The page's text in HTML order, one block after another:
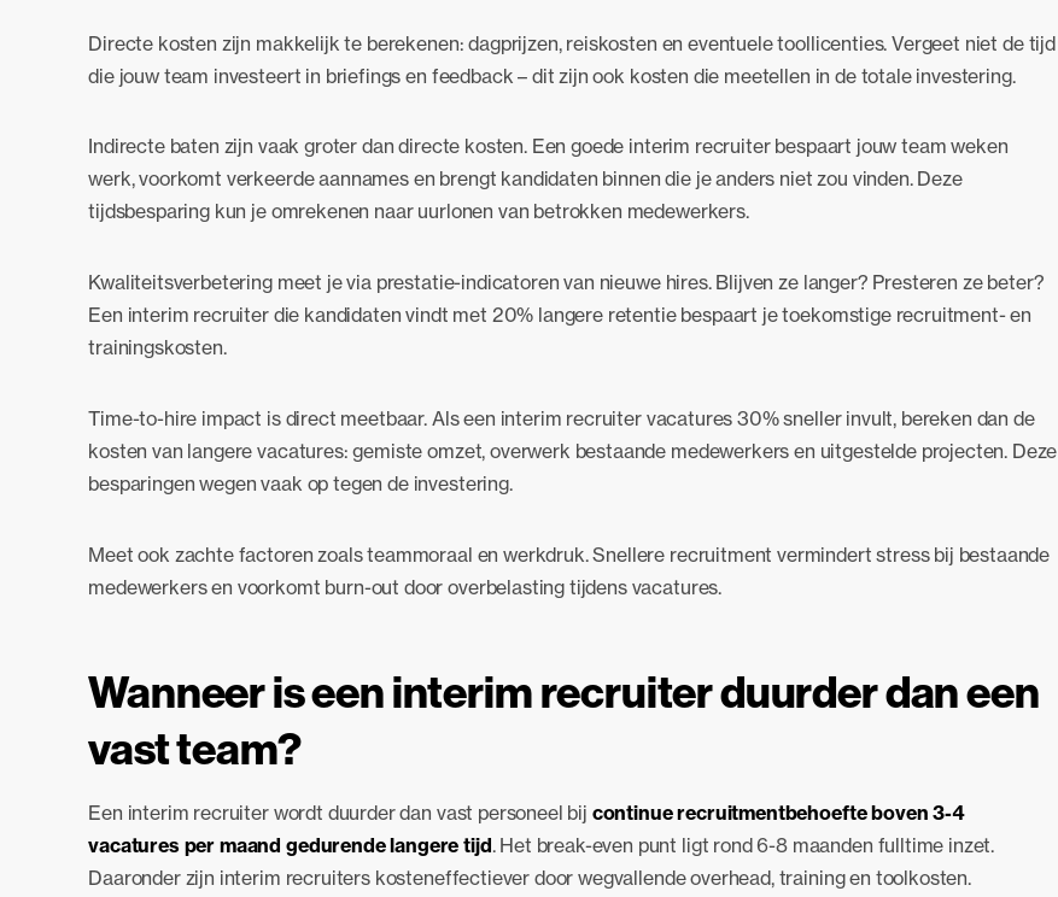
Directe kosten zijn makkelijk te berekenen: dagprijzen, reiskosten en eventuele toollicenties. Vergeet niet de tijd
die jouw team investeert in briefings en feedback – dit zijn ook kosten die meetellen in de totale investering.
Indirecte baten zijn vaak groter dan directe kosten. Een goede interim recruiter bespaart jouw team weken
werk, voorkomt verkeerde aannames en brengt kandidaten binnen die je anders niet zou vinden. Deze
tijdsbesparing kun je omrekenen naar uurlonen van betrokken medewerkers.
Kwaliteitsverbetering meet je via prestatie-indicatoren van nieuwe hires. Blijven ze langer? Presteren ze beter?
Een interim recruiter die kandidaten vindt met 20% langere retentie bespaart je toekomstige recruitment- en
trainingskosten.
Time-to-hire impact is direct meetbaar. Als een interim recruiter vacatures 30% sneller invult, bereken dan de
kosten van langere vacatures: gemiste omzet, overwerk bestaande medewerkers en uitgestelde projecten. Deze
besparingen wegen vaak op tegen de investering.
Meet ook zachte factoren zoals teammoraal en werkdruk. Snellere recruitment vermindert stress bij bestaande
medewerkers en voorkomt burn-out door overbelasting tijdens vacatures.
Wanneer is een interim recruiter duurder dan een
vast team?
Een interim recruiter wordt duurder dan vast personeel bij continue recruitmentbehoefte boven 3-4
vacatures per maand gedurende langere tijd. Het break-even punt ligt rond 6-8 maanden fulltime inzet.
Daaronder zijn interim recruiters kosteneffectiever door wegvallende overhead, training en toolkosten.